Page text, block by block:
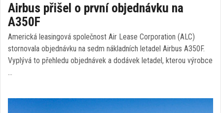
Airbus přišel o první objednávku na
A350F
Americká leasingová společnost Air Lease Corporation (ALC)
stornovala objednávku na sedm nákladních letadel Airbus A350F.
Vyplývá to přehledu objednávek a dodávek letadel, kterou výrobce
…